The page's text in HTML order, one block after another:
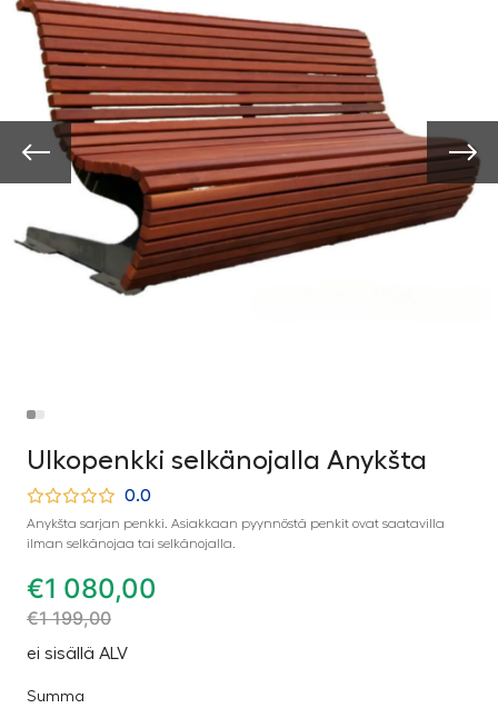
Ulkopenkki selkänojalla Anykšta
0.0
Anykšta sarjan penkki. Asiakkaan pyynnöstä penkit ovat saatavilla
ilman selkänojaa tai selkänojalla.
€1 080,00
€1 199,00
ei sisällä ALV
Summa